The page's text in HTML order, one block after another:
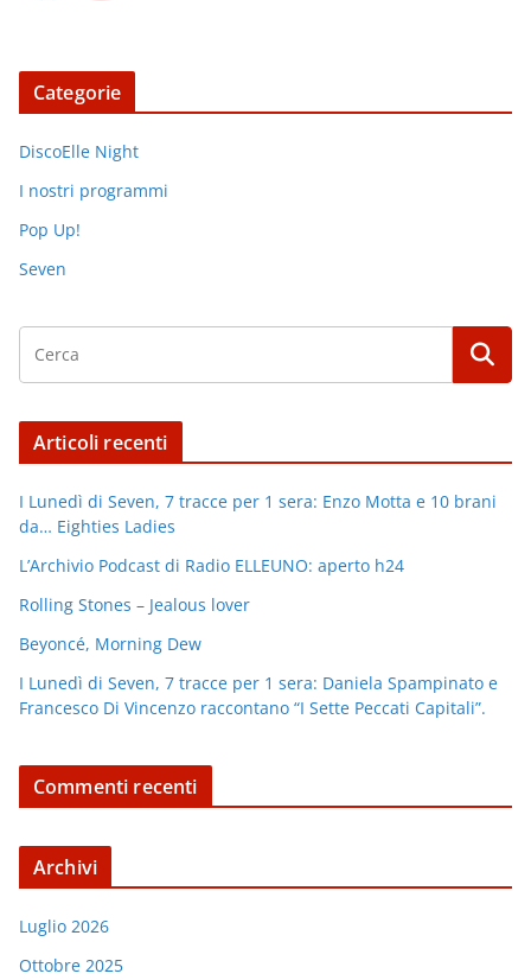
Categorie
DiscoElle Night
I nostri programmi
Pop Up!
Seven
Articoli recenti
I Lunedì di Seven, 7 tracce per 1 sera: Enzo Motta e 10 brani
da… Eighties Ladies
L’Archivio Podcast di Radio ELLEUNO: aperto h24
Rolling Stones – Jealous lover
Beyoncé, Morning Dew
I Lunedì di Seven, 7 tracce per 1 sera: Daniela Spampinato e
Francesco Di Vincenzo raccontano “I Sette Peccati Capitali”.
Commenti recenti
Archivi
Luglio 2026
Ottobre 2025